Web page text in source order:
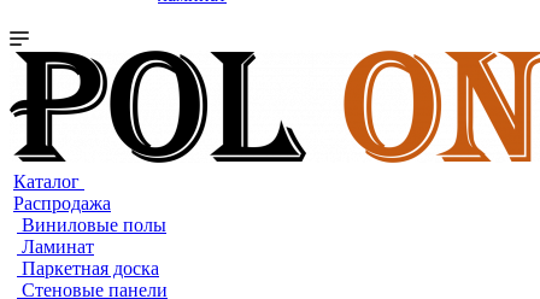
Каталог
Распродажа
Виниловые полы
Ламинат
Паркетная доска
Стеновые панели